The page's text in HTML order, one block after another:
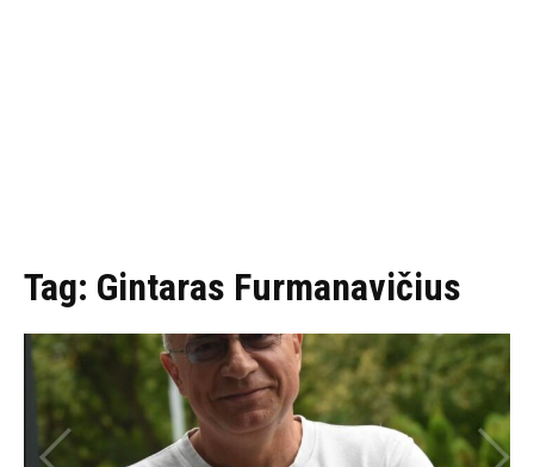
Tag: Gintaras Furmanavičius